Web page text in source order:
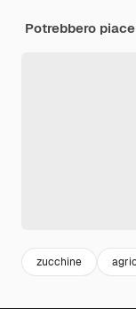
Potrebbero
zucchine